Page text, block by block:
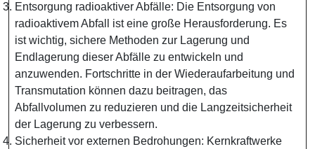
Entsorgung radioaktiver Abfälle: Die Entsorgung von
radioaktivem Abfall ist eine große Herausforderung. Es
ist wichtig, sichere Methoden zur Lagerung und
Endlagerung dieser Abfälle zu entwickeln und
anzuwenden. Fortschritte in der Wiederaufarbeitung und
Transmutation können dazu beitragen, das
Abfallvolumen zu reduzieren und die Langzeitsicherheit
der Lagerung zu verbessern.
Sicherheit vor externen Bedrohungen: Kernkraftwerke